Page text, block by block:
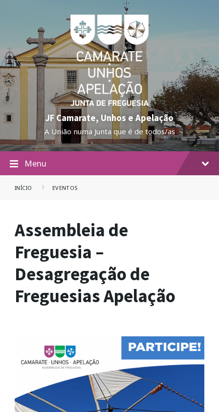
JF Camarate, Unhos e Apelação
A União numa Junta que é de todos/as
Menu
INÍCIO EVENTOS
Assembleia de
Freguesia –
Desagregação de
Freguesias Apelação